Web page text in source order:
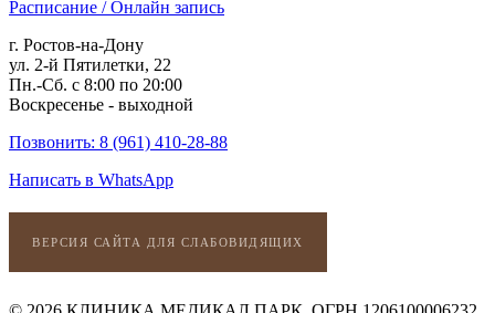
Расписание / Онлайн запись
г. Ростов-на-Дону
ул. 2-й Пятилетки, 22
Пн.-Сб. с 8:00 по 20:00
Воскресенье - выходной
Позвонить: 8 (961) 410-28-88
Написать в WhatsApp
ВЕРСИЯ САЙТА ДЛЯ СЛАБОВИДЯЩИХ